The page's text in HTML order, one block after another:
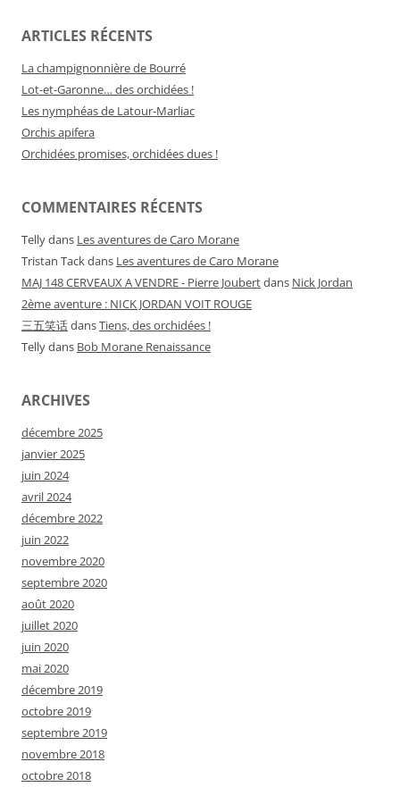
ARTICLES RÉCENTS
La champignonnière de Bourré
Lot-et-Garonne… des orchidées !
Les nymphéas de Latour-Marliac
Orchis apifera
Orchidées promises, orchidées dues !
COMMENTAIRES RÉCENTS
Tellydans Les aventures de Caro Morane
Tristan Tackdans Les aventures de Caro Morane
MAJ 148 CERVEAUX A VENDRE - Pierre Joubertdans Nick Jordan
2ème aventure : NICK JORDAN VOIT ROUGE
三五笑话dansTiens, des orchidées !
Tellydans Bob Morane Renaissance
ARCHIVES
décembre 2025
janvier 2025
juin 2024
avril 2024
décembre 2022
juin 2022
novembre 2020
septembre 2020
août 2020
juillet 2020
juin 2020
mai 2020
décembre 2019
octobre 2019
septembre 2019
novembre 2018
octobre 2018